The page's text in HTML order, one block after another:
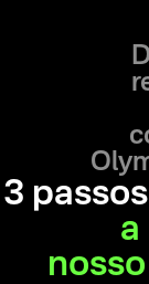
3
a